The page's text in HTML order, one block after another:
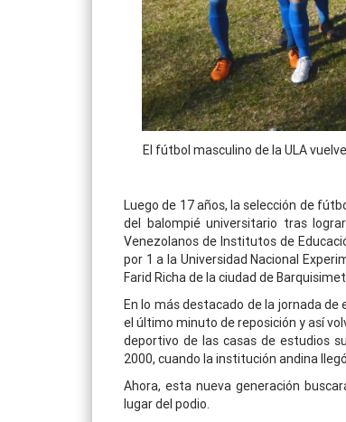
El fútbol masculino de la ULA
Luego de 17 años, la selección de
del balompié universitario tras
Venezolanos de Institutos de
por 1 a la Universidad Nacional
Farid Richa de la ciudad de
En lo más destacado de la jornada de
el último minuto de reposición y así
deportivo de las casas de estudios
2000, cuando la institución andina
Ahora, esta nueva generación
lugar del podio.